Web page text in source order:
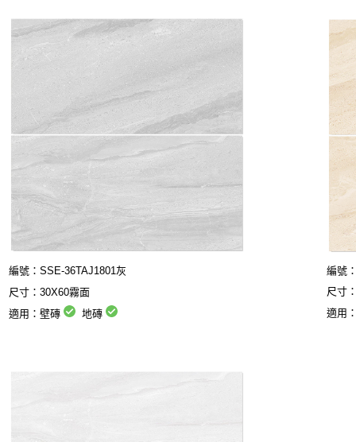
編號：SSE-36TAJ1801灰
尺寸：30X60霧面
適用：壁磚
地磚
編號
尺寸
適用